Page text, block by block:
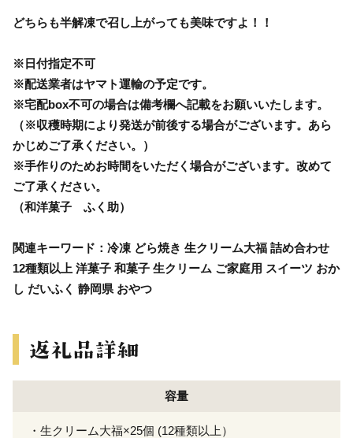
どちらも半解凍で召し上がっても美味ですよ！！
※日付指定不可
※配送業者はヤマト運輸の予定です。
※宅配box不可の場合は備考欄へ記載をお願いいたします。
（※収穫時期により発送が前後する場合がございます。あら
かじめご了承ください。）
※手作りのためお時間をいただく場合がございます。改めて
ご了承ください。
（和洋菓子 ふく助）
関連キーワード：冷凍 どら焼き 生クリーム大福 詰め合わせ
12種類以上 洋菓子 和菓子 生クリーム ご家庭用 スイーツ おか
し だいふく 静岡県 おやつ
容量
・生クリーム大福×25個 (12種類以上）